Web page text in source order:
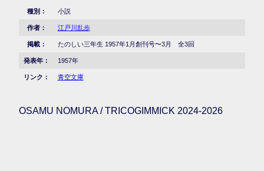
種別： 小説
作者： 江戸川乱歩
掲載： たのしい三年生 1957年1月創刊号〜3月 全3回
発表年： 1957年
リンク： 青空文庫
OSAMU NOMURA / TRICOGIMMICK 2024-2026